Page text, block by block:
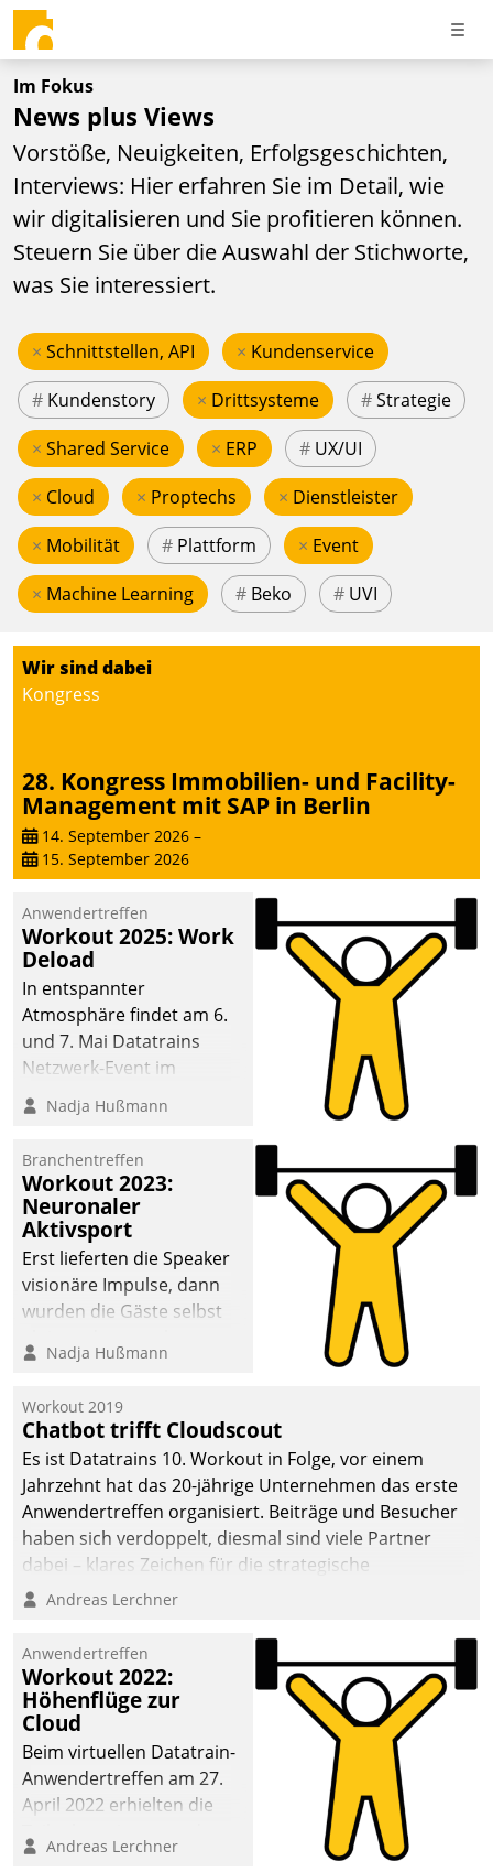
Im Fokus
News plus Views
Vorstöße, Neuigkeiten, Erfolgsgeschichten,
Interviews: Hier erfahren Sie im Detail, wie
wir digitalisieren und Sie profitieren können.
Steuern Sie über die Auswahl der Stichworte,
was Sie interessiert.
× Schnittstellen, API × Kundenservice
# Kundenstory × Drittsysteme #Strategie
× Shared Service × ERP # UX/UI
× Cloud × Proptechs × Dienstleister
× Mobilität # Plattform × Event
× Machine Learning # Beko # UVI
Wir sind dabei
Kongress
28. Kongress Immobilien- und Facility-
Management mit SAP in Berlin
14. September 2026 –
15. September 2026
Anwendertreffen
Workout 2025: Work
Deload
In entspannter
Atmosphäre findet am 6.
und 7. Mai Datatrains
Netzwerk-Event im
Kunden- und Partnerkreis
statt. Zentrale Frage: Wie
Mammutprojekte
meistern und Workloads
wuppen – bei zunehmend
anspruchsvollen
Aufgaben und
abnehmendem
Nadja Hußmann
Branchentreffen
Workout 2023:
Neuronaler
Aktivsport
Erst lieferten die Speaker
visionäre Impulse, dann
wurden die Gäste selbst
methodisch
Quartier. Dazwischen
zeigte Datatrain, was es
Neues zu bieten hat.
Nadja Hußmann
Workout 2019
Chatbot trifft Cloudscout
Es ist Datatrains 10. Workout in Folge, vor einem
Jahrzehnt hat das 20-jährige Unternehmen das erste
Anwendertreffen organisiert. Beiträge und Besucher
haben sich verdoppelt, diesmal sind viele Partner
dabei – klares Zeichen für die strategische
Fokussierung auf den Kunden.
Andreas Lerchner
Anwendertreffen
Workout 2022:
Höhenflüge zur
Cloud
Beim virtuellen Datatrain-
Anwendertreffen am 27.
April 2022 erhielten die
Teilnehmer kurzweilige
Andreas Lerchner